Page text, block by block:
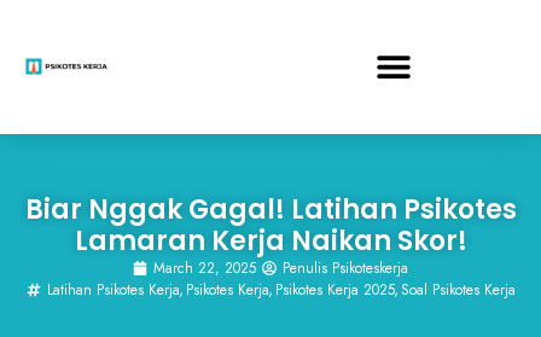
Biar Nggak Gagal! Latihan Psikotes
Lamaran Kerja Naikan Skor!
March 22, 2025
Penulis Psikoteskerja
Latihan Psikotes Kerja, Psikotes Kerja, Psikotes Kerja 2025,Soal Psikotes Kerja